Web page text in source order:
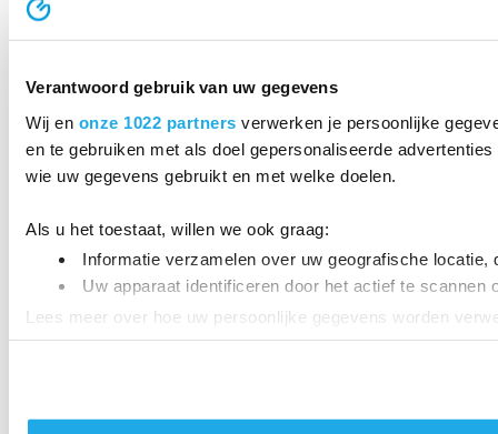
Verantwoord gebruik van uw gegevens
Wij en onze 1022 partners verwerken je persoonlijke
en te gebruiken met als doel gepersonaliseerde
wie uw gegevens gebruikt en met welke doelen.
Als u het toestaat, willen we ook graag:
Informatie verzamelen over uw geografische
Uw apparaat identificeren door het actief te scannen
Lees meer over hoe uw persoonlijke gegevens worden
intrekken in de Cookieverklaring.
informatie over uw gebruik van onze site met onze